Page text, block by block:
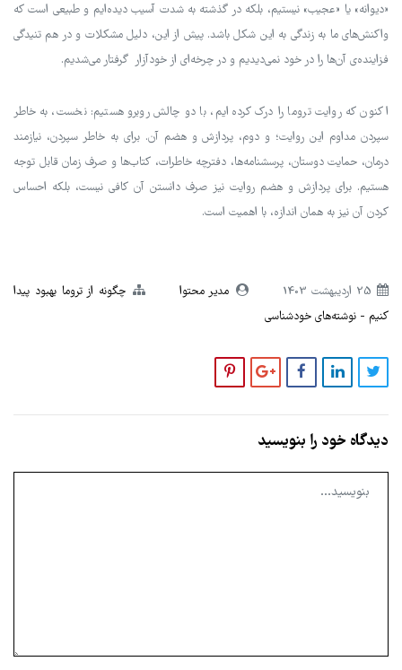
«دیوانه» یا «عجیب» نیستیم، بلکه در گذشته به شدت آسیب دیده‌ایم و طبیعی است که
واکنش‌های ما به زندگی به این شکل باشد. پیش از این، دلیل مشکلات و در هم تنیدگی
فزاینده‌ی آن‌ها را در خود نمی‌دیدیم و در چرخه‌ای از خودآزار گرفتار می‌شدیم.
اکنون که روایت تروما را درک کرده‌ایم، با دو چالش روبرو هستیم: نخست، به خاطر
سپردن مداوم این روایت؛ و دوم، پردازش و هضم آن. برای به خاطر سپردن، نیازمند
درمان، حمایت دوستان، پرسشنامه‌ها، دفترچه خاطرات، کتاب‌ها و صرف زمان قابل توجه
هستیم. برای پردازش و هضم روایت نیز صرف دانستن آن کافی نیست، بلکه احساس
کردن آن نیز به همان اندازه، با اهمیت است.
25 ارديبهشت 1403 مدیر محتوا
چگونه از تروما بهبود پیدا
کنیم
نوشته‌های خودشناسی
دیدگاه خود را بنویسید